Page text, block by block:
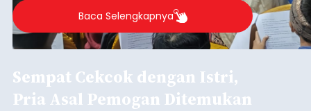
2026.
Baca Selengkapnya
Sempat Cekcok dengan Istri,
Pria Asal Pemogan Ditemukan